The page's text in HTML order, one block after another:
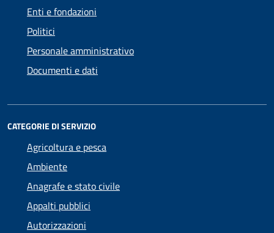
Enti e fondazioni
Politici
Personale amministrativo
Documenti e dati
CATEGORIE DI SERVIZIO
Agricoltura e pesca
Ambiente
Anagrafe e stato civile
Appalti pubblici
Autorizzazioni